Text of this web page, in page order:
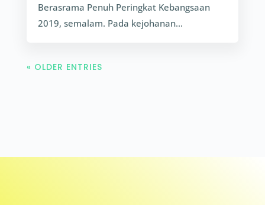
Berasrama Penuh Peringkat Kebangsaan
2019, semalam. Pada kejohanan...
« OLDER ENTRIES